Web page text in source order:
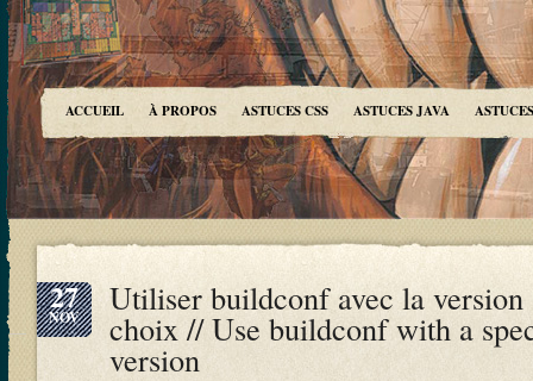
ACCUEIL À PROPOS ASTUCES CSS ASTUCES JAVA
27
NOV Utiliser buildconf avec la version
choix // Use buildconf with a
version